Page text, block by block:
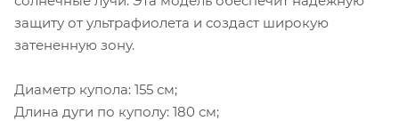
защиту от ультрафиолета и создаст широкую
затененную зону.
Диаметр купола: 155 см;
Длина дуги по куполу: 180 см;